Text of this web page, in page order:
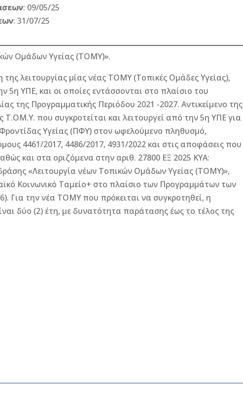
: 09/05/25
: 31/07/25
Ομάδων Υγείας (ΤΟΜΥ)».
λειτουργίας μίας νέας ΤΟΜΥ (Τοπικές Ομάδες Υγείας),
5η ΥΠΕ, και οι οποίες εντάσσονται στο πλαίσιο του
της Προγραμματικής Περιόδου 2021 -2027. Αντικείμενο της
Τ.ΟΜ.Υ. που συγκροτείται και λειτουργεί από την 5η ΥΠΕ για
Υγείας (ΠΦΥ) στον ωφελούμενο πληθυσμό,
4461/2017, 4486/2017, 4931/2022 και στις αποφάσεις που
και στα οριζόμενα στην αριθ. 27800 ΕΞ 2025 ΚΥΑ:
«Λειτουργία νέων Τοπικών Ομάδων Υγείας (ΤΟΜΥ)»,
Κοινωνικό Ταμείο+ στο πλαίσιο των Προγραμμάτων των
Για την νέα ΤΟΜΥ που πρόκειται να συγκροτηθεί, η
δύο (2) έτη, με δυνατότητα παράτασης έως το τέλος της